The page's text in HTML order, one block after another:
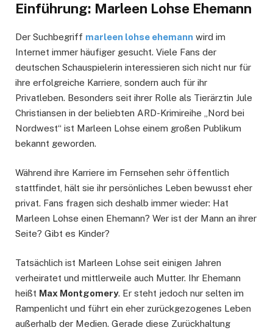
Einführung: Marleen Lohse Ehemann
Der Suchbegriff marleen lohse ehemann wird im
Internet immer häufiger gesucht. Viele Fans der
deutschen Schauspielerin interessieren sich nicht nur für
ihre erfolgreiche Karriere, sondern auch für ihr
Privatleben. Besonders seit ihrer Rolle als Tierärztin Jule
Christiansen in der beliebten ARD-Krimireihe „Nord bei
Nordwest“ ist Marleen Lohse einem großen Publikum
bekannt geworden.
Während ihre Karriere im Fernsehen sehr öffentlich
stattfindet, hält sie ihr persönliches Leben bewusst eher
privat. Fans fragen sich deshalb immer wieder: Hat
Marleen Lohse einen Ehemann? Wer ist der Mann an ihrer
Seite? Gibt es Kinder?
Tatsächlich ist Marleen Lohse seit einigen Jahren
verheiratet und mittlerweile auch Mutter. Ihr Ehemann
heißt Max Montgomery. Er steht jedoch nur selten im
Rampenlicht und führt ein eher zurückgezogenes Leben
außerhalb der Medien. Gerade diese Zurückhaltung